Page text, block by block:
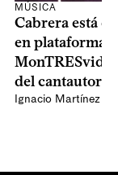
MÚSICA
Cabrera está
en plataformas
del cantautor
Ignacio Martínez